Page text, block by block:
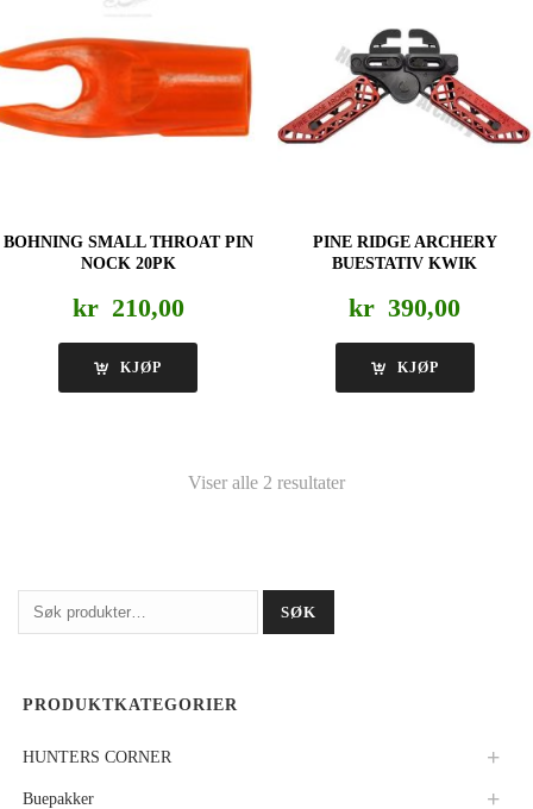
BOHNING SMALL THROAT PIN
NOCK 20PK
kr 210,00
KJØP
PINE RIDGE ARCHERY
BUESTATIV KWIK
kr 390,00
KJØP
Viser alle 2 resultater
Søk
etter:
SØK
PRODUKTKATEGORIER
HUNTERS CORNER
Buepakker